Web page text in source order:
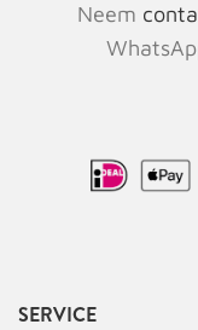
Neem
SERVICE